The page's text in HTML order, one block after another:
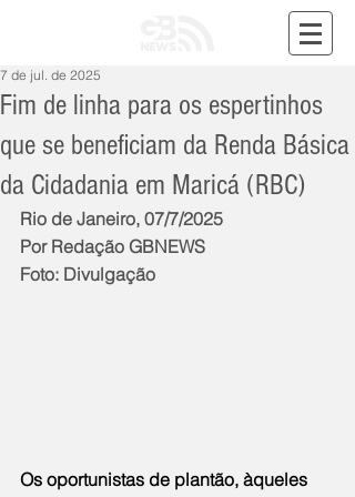
Fim de linha para os espertinhos
que se beneficiam da Renda Básica
da Cidadania em Maricá (RBC)
7 de jul. de 2025
Rio de Janeiro, 07/7/2025
Por Redação GBNEWS
Foto: Divulgação
Os oportunistas de plantão, àqueles